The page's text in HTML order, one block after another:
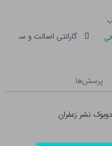
گارانتی اصالت و سلامت
پرسش‌ها
نشر زعفران